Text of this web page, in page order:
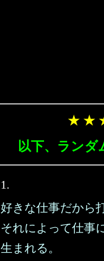
★ ★
以下、ランダ
1.
好きな仕事だから
それによって仕事
生まれる。